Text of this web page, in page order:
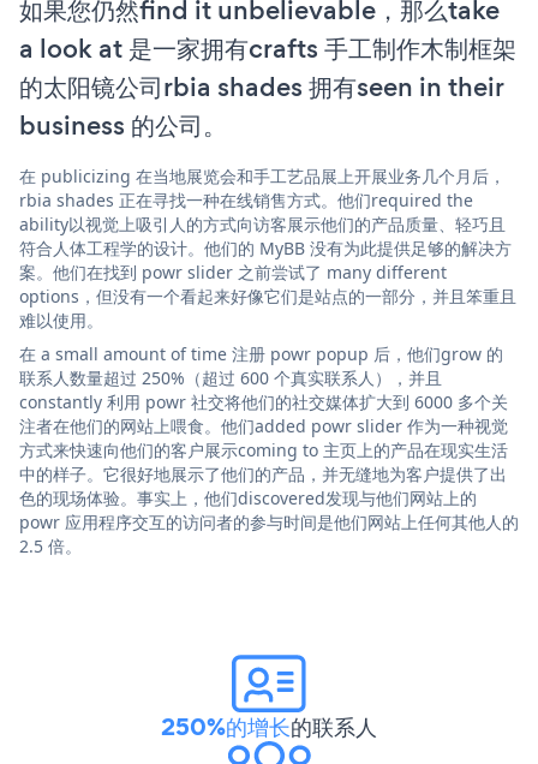
如果您仍然find it unbelievable，那么take
a look at 是一家拥有crafts 手工制作木制框架
的太阳镜公司rbia shades 拥有seen in their
business 的公司。
在 publicizing 在当地展览会和手工艺品展上开展业务几个月后，
rbia shades 正在寻找一种在线销售方式。他们required the
ability以视觉上吸引人的方式向访客展示他们的产品质量、轻巧且
符合人体工程学的设计。他们的 MyBB 没有为此提供足够的解决方
案。他们在找到 powr slider 之前尝试了 many different
options，但没有一个看起来好像它们是站点的一部分，并且笨重且
难以使用。
在 a small amount of time 注册 powr popup 后，他们grow 的
联系人数量超过 250%（超过 600 个真实联系人），并且
constantly 利用 powr 社交将他们的社交媒体扩大到 6000 多个关
注者在他们的网站上喂食。他们added powr slider 作为一种视觉
方式来快速向他们的客户展示coming to 主页上的产品在现实生活
中的样子。它很好地展示了他们的产品，并无缝地为客户提供了出
色的现场体验。事实上，他们discovered发现与他们网站上的
powr 应用程序交互的访问者的参与时间是他们网站上任何其他人的
2.5 倍。
250%的增长的联系人